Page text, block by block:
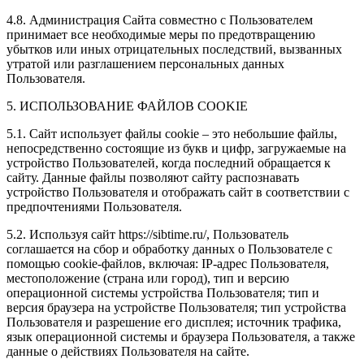
4.8. Администрация Сайта совместно с Пользователем
принимает все необходимые меры по предотвращению
убытков или иных отрицательных последствий, вызванных
утратой или разглашением персональных данных
Пользователя.
5. ИСПОЛЬЗОВАНИЕ ФАЙЛОВ COOKIE
5.1. Сайт использует файлы cookie – это небольшие файлы,
непосредственно состоящие из букв и цифр, загружаемые на
устройство Пользователей, когда последний обращается к
сайту. Данные файлы позволяют сайту распознавать
устройство Пользователя и отображать сайт в соответствии с
предпочтениями Пользователя.
5.2. Используя сайт https://sibtime.ru/, Пользователь
соглашается на сбор и обработку данных о Пользователе с
помощью cookie-файлов, включая: IP-адрес Пользователя,
местоположение (страна или город), тип и версию
операционной системы устройства Пользователя; тип и
версия браузера на устройстве Пользователя; тип устройства
Пользователя и разрешение его дисплея; источник трафика,
язык операционной системы и браузера Пользователя, а также
данные о действиях Пользователя на сайте.